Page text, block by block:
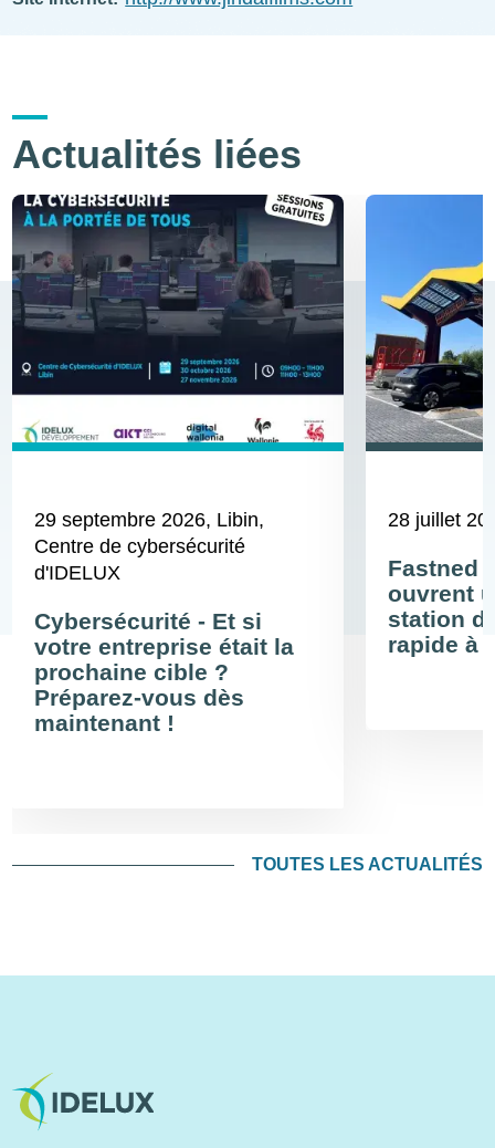
Actualités liées
29 septembre 2026, Libin,
Centre de cybersécurité
d'IDELUX
Cybersécurité - Et si
votre entreprise était la
prochaine cible ?
Préparez-vous dès
maintenant !
28 juillet
Fastned
ouvrent
station
rapide à
TOUTES LES ACTUALITÉS
Image